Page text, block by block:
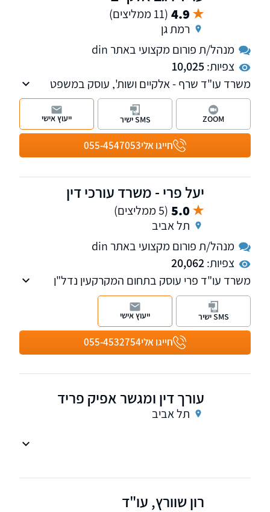
4.9 (11 ממליצים)
רמת גן
מנהל/ת פורום מקצועי באתר din
צפיות:10,025
משרד עו"ד שרף - אלקיים ושות', עוסק במשפט
אזרחי מסחרי בדגש על מקרקעין ונדל"ן ותחום
האגודות השיתופיות, המושבים והקיבוצים, חדלות
פירעון ודיני משפחה. למשרד סניף במרכז הארץ
חייגו אלי055-4547053
ZOOM SMS ישיר ייעוץ אישי
יעל פרי - משרד עורכי דין
5.0 (5 ממליצים)
תל אביב
מנהל/ת פורום מקצועי באתר din
צפיות:20,062
משרד עו"ד פרי עוסק בתחום המקרקעין נדל"ן
לרבות אגודות שיתופיות, בן ממשיך, מושבים
וקיבוצים, ירושות וצוואות וייפוי כח מתמשך
חייגו אלי055-4532754
SMS ישיר ייעוץ אישי
עורך דין ומגשר אפיק פריד
תל אביב
והוצאה לפועל ומעניק ללקוחותיו פתרונות למגוון
רון שוורץ, עו"ד